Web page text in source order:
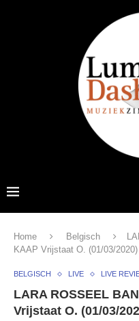
Home Belgisch
KAAP Vrijstaat O. (01/03/2020)
BELGISCH LIVE LIVE
LARA ROSSEEL
Vrijstaat O. (01/03/